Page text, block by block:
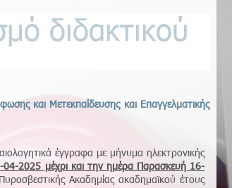
διδακτικού
και Μετεκπαίδευσης και Επαγγελματικής
έγγραφα με μήνυμα ηλεκτρονικής
2025 μέχρι και την ημέρα Παρασκευή 16-
Ακαδημίας ακαδημαϊκού έτους